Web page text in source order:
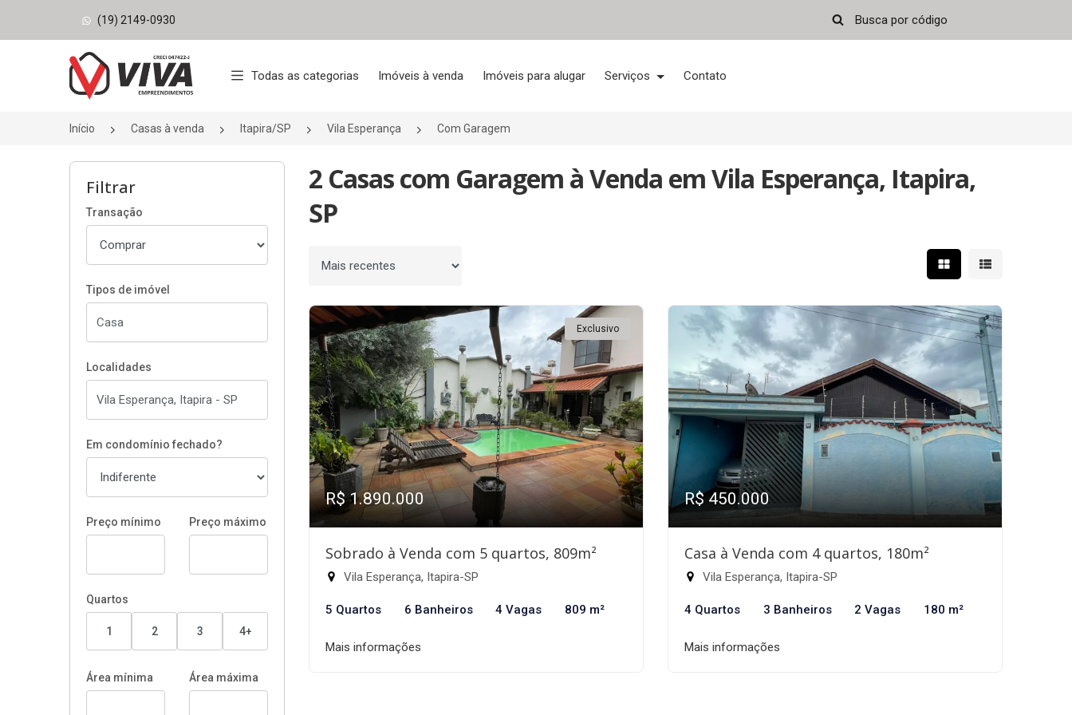
(19) 2149-0930
Página inicial
Todas as categorias Imóveis à venda Imóveis para alugar Serviços Contato
Início Casas à venda Itapira/SP Vila Esperança Com Garagem
Filtrar
Transação
Tipos de imóvel
Localidades
Em condomínio fechado?
Preço mínimo Preço máximo
Quartos
1 2 3 4+
Área mínima Área máxima
2 Casas com Garagem à Venda em Vila Esperança, Itapira,
SP
Ordenar por Mostrar resultados em
Mostrar
Exclusivo
R$ 1.890.000
Sobrado à Venda com 5 quartos, 809m²
Vila Esperança, Itapira-SP
5 Quartos 6 Banheiros 4 Vagas 809 m²
Mais informações
R$ 450.000
Casa à Venda com 4 quartos, 180m²
Vila Esperança, Itapira-SP
4 Quartos 3 Banheiros 2 Vagas 180 m²
Mais informações